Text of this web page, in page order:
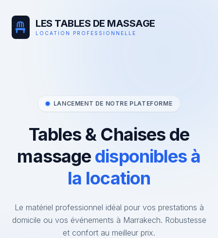
LES TABLES DE MASSAGE
LOCATION PROFESSIONNELLE
LANCEMENT DE NOTRE PLATEFORME
Tables & Chaises de
massage disponibles à
la location
Le matériel professionnel idéal pour vos prestations à
domicile ou vos événements à Marrakech. Robustesse
et confort au meilleur prix.